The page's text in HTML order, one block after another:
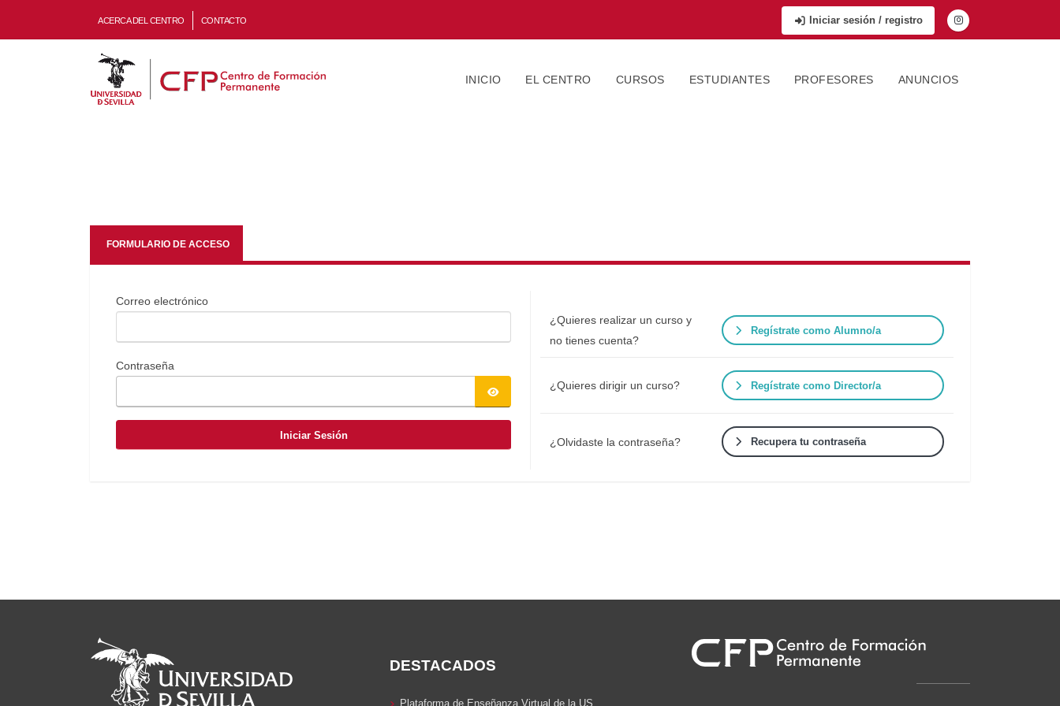
ACERCA DEL CENTRO CONTACTO Iniciar sesión / registro
INICIO EL CENTRO CURSOS ESTUDIANTES PROFESORES ANUNCIOS
FORMULARIO DE ACCESO
Correo electrónico
Contraseña
Iniciar Sesión
¿Quieres realizar un curso y
no tienes cuenta?
Regístrate como Alumno/a
¿Quieres dirigir un curso? Regístrate como Director/a
¿Olvidaste la contraseña? Recupera tu contraseña
DESTACADOS
Plataforma de Enseñanza Virtual de la US